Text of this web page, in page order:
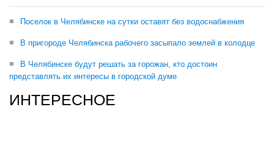
Поселок в Челябинске на сутки оставят без водоснабжения
В пригороде Челябинска рабочего засыпало землей в колодце
В Челябинске будут решать за горожан, кто достоин
представлять их интересы в городской думе
ИНТЕРЕСНОЕ